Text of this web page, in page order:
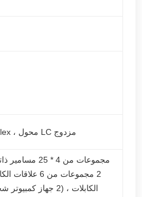
محول SC simplex ، محول LC مزدوج
الكابلات ، (2 جهاز